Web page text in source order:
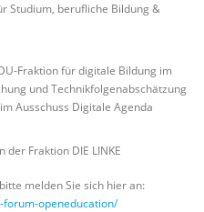
Studium, berufliche Bildung &
Fraktion für digitale Bildung im
und Technikfolgenabschätzung
Ausschuss Digitale Agenda
Fraktion DIE LINKE
melden Sie sich hier an:
openeducation/